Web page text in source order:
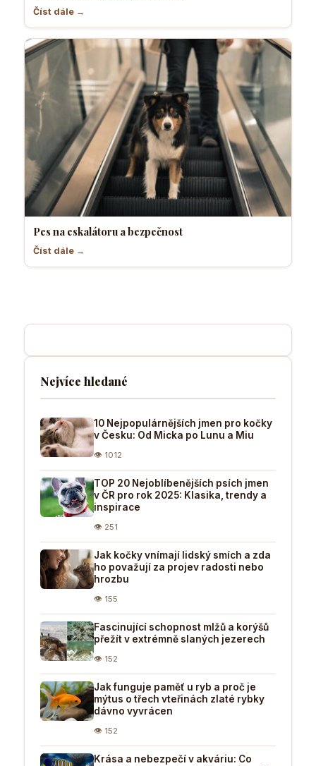
Číst dále →
Pes na eskalátoru a bezpečnost
Číst dále →
Nejvíce hledané
10 Nejpopulárnějších jmen pro kočky
v Česku: Od Micka po Lunu a Miu
👁 1012
TOP 20 Nejoblíbenějších psích jmen
v ČR pro rok 2025: Klasika, trendy a
inspirace
👁 251
Jak kočky vnímají lidský smích a zda
ho považují za projev radosti nebo
hrozbu
👁 155
Fascinující schopnost mlžů a korýšů
přežít v extrémně slaných jezerech
👁 152
Jak funguje paměť u ryb a proč je
mýtus o třech vteřinách zlaté rybky
dávno vyvrácen
👁 152
Krása a nebezpečí v akváriu: Co